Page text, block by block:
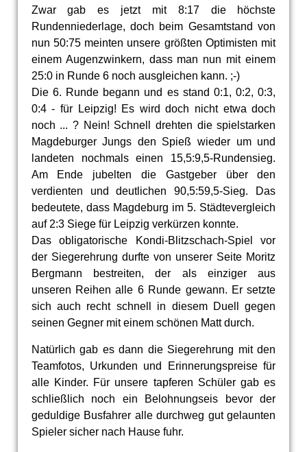
Zwar gab es jetzt mit 8:17 die höchste
Rundenniederlage, doch beim Gesamtstand von
nun 50:75 meinten unsere größten Optimisten mit
einem Augenzwinkern, dass man nun mit einem
25:0 in Runde 6 noch ausgleichen kann. ;-)
Die 6. Runde begann und es stand 0:1, 0:2, 0:3,
0:4 - für Leipzig! Es wird doch nicht etwa doch
noch ... ? Nein! Schnell drehten die spielstarken
Magdeburger Jungs den Spieß wieder um und
landeten nochmals einen 15,5:9,5-Rundensieg.
Am Ende jubelten die Gastgeber über den
verdienten und deutlichen 90,5:59,5-Sieg. Das
bedeutete, dass Magdeburg im 5. Städtevergleich
auf 2:3 Siege für Leipzig verkürzen konnte.
Das obligatorische Kondi-Blitzschach-Spiel vor
der Siegerehrung durfte von unserer Seite Moritz
Bergmann bestreiten, der als einziger aus
unseren Reihen alle 6 Runde gewann. Er setzte
sich auch recht schnell in diesem Duell gegen
seinen Gegner mit einem schönen Matt durch.
Natürlich gab es dann die Siegerehrung mit den
Teamfotos, Urkunden und Erinnerungspreise für
alle Kinder. Für unsere tapferen Schüler gab es
schließlich noch ein Belohnungseis bevor der
geduldige Busfahrer alle durchweg gut gelaunten
Spieler sicher nach Hause fuhr.